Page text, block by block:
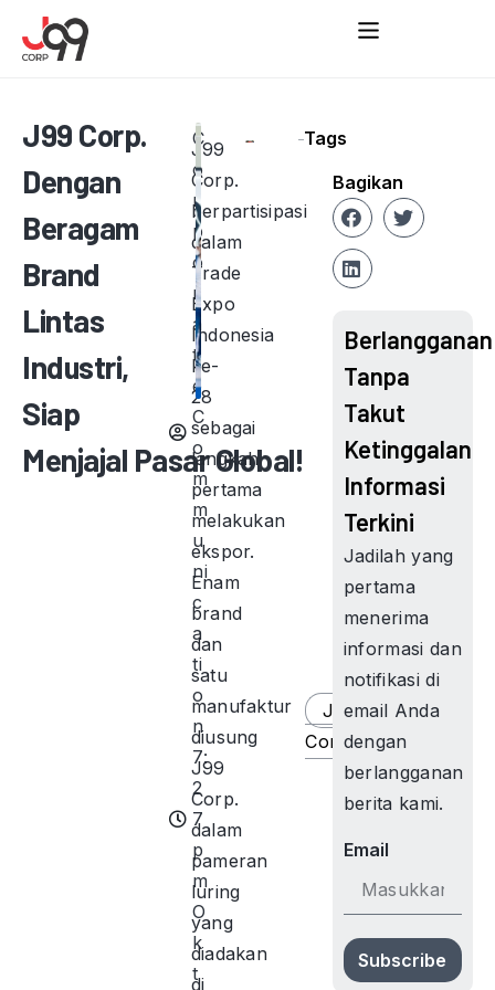
J99 Corp.
Dengan
Beragam
Brand
Lintas
Industri,
Siap
Menjajal Pasar Global!
C
o
r
p
o
r
a
t
e
C
o
m
m
u
ni
c
a
ti
o
n
7:
2
7
p
m
O
k
t
J99
Corp.
berpartisipasi
dalam
Trade
Expo
Indonesia
ke-
28
sebagai
langkah
pertama
melakukan
ekspor.
Enam
brand
dan
satu
manufaktur
diusung
J99
Corp.
dalam
pameran
luring
yang
diadakan
di
Tags
J99
Corp
Berlangganan
Tanpa
Takut
Ketinggalan
Informasi
Terkini
Jadilah yang
pertama
menerima
informasi dan
notifikasi di
email Anda
dengan
berlangganan
berita kami.
Email
Subscribe
Bagikan